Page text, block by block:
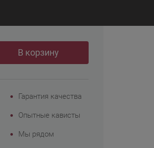
В корзину
Гарантия качества
Опытные кависты
Мы рядом